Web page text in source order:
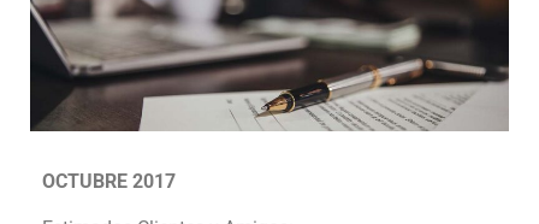
OCTUBRE 2017